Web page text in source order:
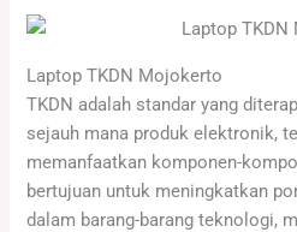
Laptop TKDN Mojokerto
TKDN adalah standar yang
sejauh mana produk elektronik,
memanfaatkan komponen-
bertujuan untuk meningkatkan
dalam barang-barang teknologi,